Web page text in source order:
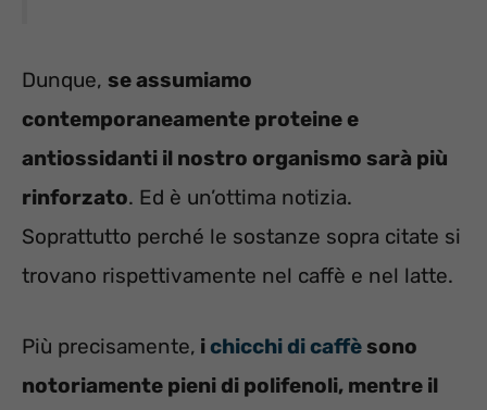
Dunque, se assumiamo
contemporaneamente proteine e
antiossidanti il nostro organismo sarà più
rinforzato. Ed è un’ottima notizia.
Soprattutto perché le sostanze sopra citate si
trovano rispettivamente nel caffè e nel latte.
Più precisamente, ichicchi di caffè sono
notoriamente pieni di polifenoli, mentre il